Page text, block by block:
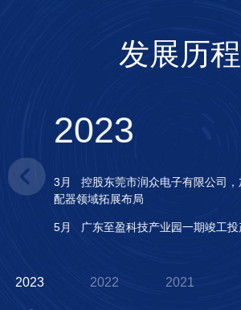
发展历程
2023
3月
控股东莞市润众电子有限公司
配器领域拓展布局
5月 广东至盈科技产业园一期竣工投
2023 2022 2021